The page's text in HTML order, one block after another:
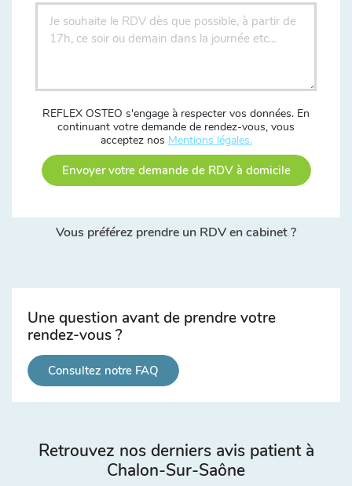
REFLEX OSTEO s'engage à respecter vos données. En
continuant votre demande de rendez-vous, vous
acceptez nos Mentions légales.
Envoyer votre demande de RDV à domicile
Vous préférez prendre un RDV en cabinet ?
Une question avant de prendre votre
rendez-vous ?
Consultez notre FAQ
Retrouvez nos derniers avis patient à
Chalon-Sur-Saône